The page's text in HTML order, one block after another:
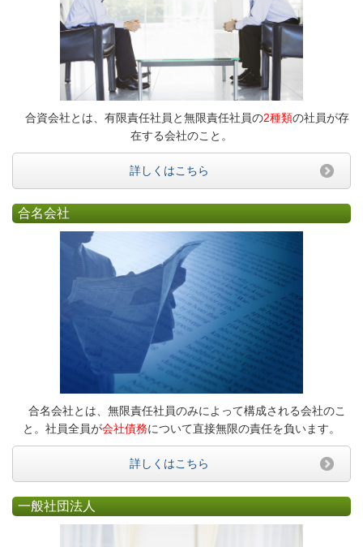
合資会社とは、有限責任社員と無限責任社員の2種類の社員が存
在する会社のこと。
詳しくはこちら
合名会社
合名会社とは、無限責任社員のみによって構成される会社のこ
と。社員全員が会社債務について直接無限の責任を負います。
詳しくはこちら
一般社団法人